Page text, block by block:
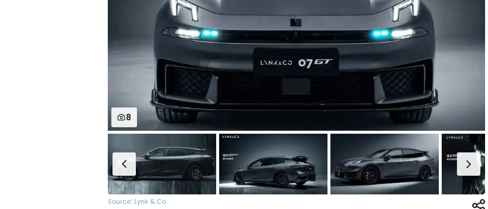
8
Source: Lynk & Co